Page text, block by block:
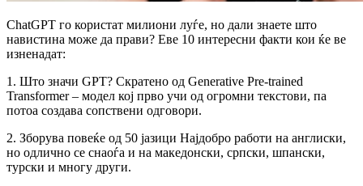
ChatGPT го користат милиони луѓе, но дали знаете што
навистина може да прави? Еве 10 интересни факти кои ќе ве
изненадат:
1. Што значи GPT? Скратено од Generative Pre-trained
Transformer – модел кој прво учи од огромни текстови, па
потоа создава сопствени одговори.
2. Зборува повеќе од 50 јазици Најдобро работи на англиски,
но одлично се снаоѓа и на македонски, српски, шпански,
турски и многу други.